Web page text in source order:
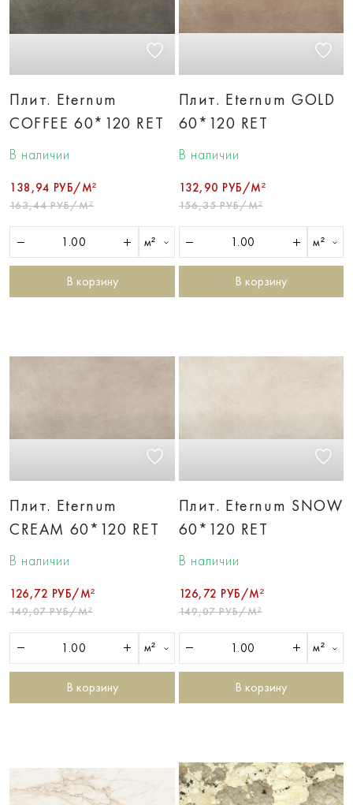
Плит. Eternum
COFFEE 60*120 RET
В наличии
138,94 РУБ/М²
163,44 РУБ/М²
м²
В корзину
Плит. Eternum GOLD
60*120 RET
В наличии
132,90 РУБ/М²
156,35 РУБ/М²
м²
В корзину
Плит. Eternum
CREAM 60*120 RET
В наличии
126,72 РУБ/М²
149,07 РУБ/М²
м²
В корзину
Плит. Eternum SNOW
60*120 RET
В наличии
126,72 РУБ/М²
149,07 РУБ/М²
м²
В корзину